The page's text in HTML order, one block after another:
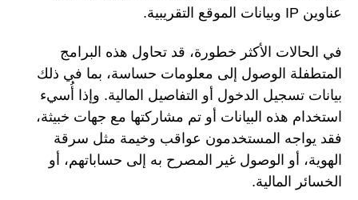
عناوين IP وبيانات الموقع التقريبية.
في الحالات الأكثر خطورة، قد تحاول هذه البرامج
المتطفلة الوصول إلى معلومات حساسة، بما في ذلك
بيانات تسجيل الدخول أو التفاصيل المالية. وإذا أُسيء
استخدام هذه البيانات أو تم مشاركتها مع جهات خبيثة،
فقد يواجه المستخدمون عواقب وخيمة مثل سرقة
الهوية، أو الوصول غير المصرح به إلى حساباتهم، أو
الخسائر المالية.